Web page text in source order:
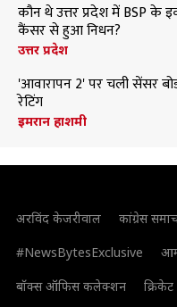
कौन थे उत्तर प्रदेश में BSP के
कैंसर से हुआ निधन?
उत्तर प्रदेश
'आवारापन 2' पर चली सेंसर
रेटिंग
इमरान हाशमी
अरविंद केजरीवाल कांग्रेस
#NewsBytesExclusive
आम
बॉक्स ऑफिस कलेक्शन